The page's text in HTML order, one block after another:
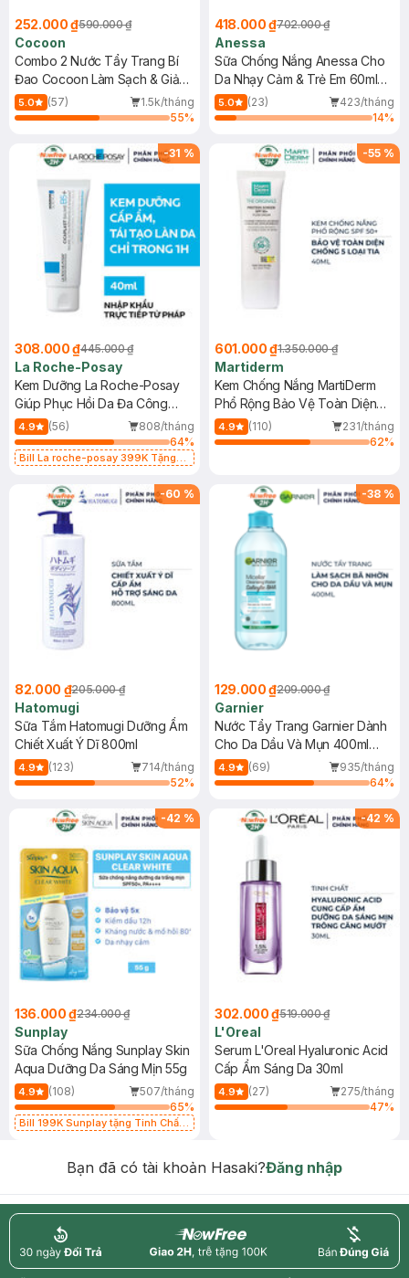
252.000 ₫590.000 ₫
Cocoon
Combo 2 Nước Tẩy Trang Bí
Đao Cocoon Làm Sạch & Giảm
Dầu 500ml
5.0 (57)
1.5k/tháng
55%
418.000 ₫702.000 ₫
Anessa
Sữa Chống Nắng Anessa Cho
Da Nhạy Cảm & Trẻ Em 60ml
(Mới)
5.0 (23)
423/tháng
14%
-31 %
308.000 ₫445.000 ₫
La Roche-Posay
Kem Dưỡng La Roche-Posay
Giúp Phục Hồi Da Đa Công
Dụng 40ml
4.9 (56)
808/tháng
64%
Bill La roche-posay 399K Tặng
(SL có hạn)
-55 %
601.000 ₫1.350.000 ₫
Martiderm
Kem Chống Nắng MartiDerm
Phổ Rộng Bảo Vệ Toàn Diện
40ml
4.9 (110)
231/tháng
62%
-60 %
82.000 ₫205.000 ₫
Hatomugi
Sữa Tắm Hatomugi Dưỡng Ẩm
Chiết Xuất Ý Dĩ 800ml
4.9 (123)
714/tháng
52%
-38 %
129.000 ₫209.000 ₫
Garnier
Nước Tẩy Trang Garnier Dành
Cho Da Dầu Và Mụn 400ml
(Mới)
4.9 (69)
935/tháng
64%
-42 %
136.000 ₫234.000 ₫
Sunplay
Sữa Chống Nắng Sunplay Skin
Aqua Dưỡng Da Sáng Mịn 55g
4.9 (108)
507/tháng
65%
Bill 199K Sunplay tặng Tinh Chất
-42 %
302.000 ₫519.000 ₫
L'Oreal
Serum L'Oreal Hyaluronic Acid
Cấp Ẩm Sáng Da 30ml
4.9 (27)
275/tháng
47%
Bạn đã có tài khoản Hasaki?Đăng nhập
return nowfree price